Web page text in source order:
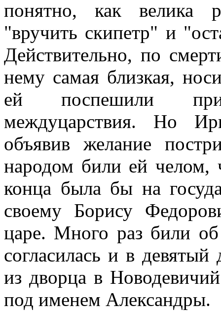
понятно, как велика
"вручить скипетр" и
Действительно, по
нему самая близкая,
ей поспешили
междуцарствия. Но
объявив желание
народом били ей челом,
конца была бы на
своему Борису
царе. Много раз били
согласилась и в
из дворца в
под именем Александры.